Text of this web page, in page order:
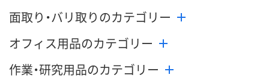
面取り・バリ取りのカテゴリー
オフィス用品のカテゴリー
作業・研究用品のカテゴリー